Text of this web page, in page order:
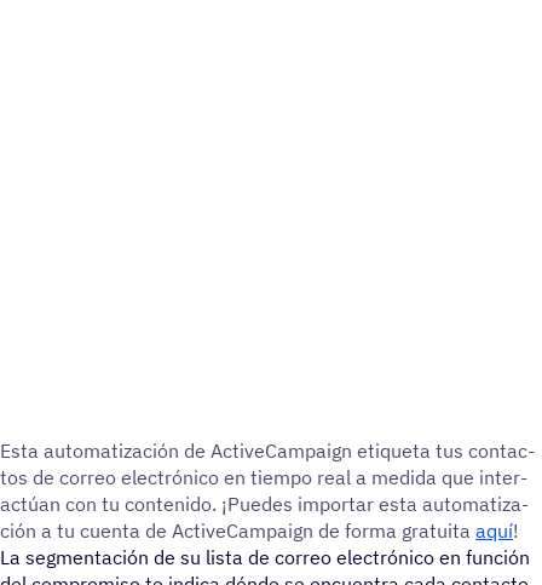
Esta auto­ma­ti­za­ción de ActiveCampaign etiqueta tus contac­
tos de correo elec­tró­nico en tiempo real a medida que inter­
ac­túan con tu conte­nido. ¡Puedes impor­tar esta auto­ma­ti­za­
ción a tu cuenta de ActiveCampaign de forma gratuita aquí!
La segmentación de su lista de correo electrónico en función